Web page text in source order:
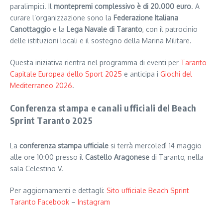
paralimpici. Il montepremi complessivo è di 20.000 euro. A
curare l’organizzazione sono la Federazione Italiana
Canottaggio e la Lega Navale di Taranto, con il patrocinio
delle istituzioni locali e il sostegno della Marina Militare.
Questa iniziativa rientra nel programma di eventi per Taranto
Capitale Europea dello Sport 2025 e anticipa i Giochi del
Mediterraneo 2026.
Conferenza stampa e canali ufficiali del Beach
Sprint Taranto 2025
La conferenza stampa ufficiale si terrà mercoledì 14 maggio
alle ore 10:00 presso il Castello Aragonese di Taranto, nella
sala Celestino V.
Per aggiornamenti e dettagli: Sito ufficiale Beach Sprint
Taranto Facebook – Instagram